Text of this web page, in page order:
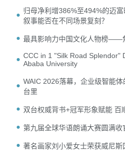
归母净利增386%至494%的迈
叙事能否在不同场景复刻？
最具影响力中国文化人物榜——
CCC in 1 "Silk Road Splendor"
Ababa University
WAIC 2026落幕，企业级智能
台里
双台权威背书+冠军形象赋能 百
第九届全球华语朗诵大赛圆满收
著名画家刘小爱女士荣获威尼